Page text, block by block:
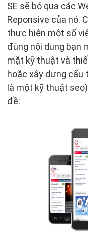
SE sẽ bỏ qua các
Reponsive của nó.
thực hiện một số
đúng nội dung bạn
mặt kỹ thuật và
hoặc xây dựng cấu
là một kỹ thuật
đề: